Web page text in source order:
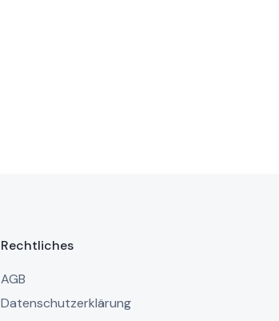
Rechtliches
AGB
Datenschutzerklärung